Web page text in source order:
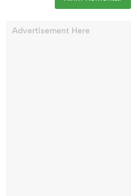
Advertisement Here